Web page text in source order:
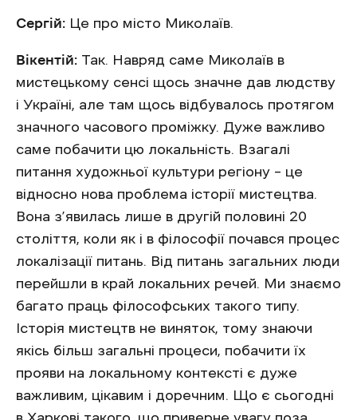
Сергій: Це про місто Миколаїв.
Вікентій: Так. Навряд саме Миколаїв в
мистецькому сенсі щось значне дав людству
і Україні, але там щось відбувалось протягом
значного часового проміжку. Дуже важливо
саме побачити цю локальність. Взагалі
питання художньої культури регіону – це
відносно нова проблема історії мистецтва.
Вона з’явилась лише в другій половині 20
століття, коли як і в філософії почався процес
локалізації питань. Від питань загальних люди
перейшли в край локальних речей. Ми знаємо
багато праць філософських такого типу.
Історія мистецтв не виняток, тому знаючи
якісь більш загальні процеси, побачити їх
прояви на локальному контексті є дуже
важливим, цікавим і доречним. Що є сьогодні